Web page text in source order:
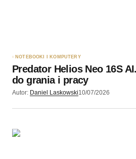
NOTEBOOKI I KOMPUTERY
Predator Helios Neo 16S
do grania i pracy
Autor: Daniel Laskowski10/07/2026